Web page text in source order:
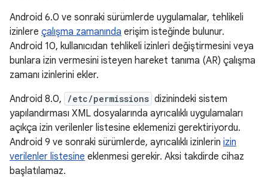
Android 6.0 ve sonraki sürümlerde uygulamalar, tehlikeli
izinlere çalışma zamanında erişim isteğinde bulunur.
Android 10, kullanıcıdan tehlikeli izinleri değiştirmesini veya
bunlara izin vermesini isteyen hareket tanıma (AR) çalışma
zamanı izinlerini ekler.
Android 8.0,
/etc/permissions dizinindeki sistem
yapılandırması XML dosyalarında ayrıcalıklı uygulamaları
açıkça izin verilenler listesine eklemenizi gerektiriyordu.
Android 9 ve sonraki sürümlerde, ayrıcalıklı izinlerin izin
verilenler listesine eklenmesi gerekir. Aksi takdirde cihaz
başlatılamaz.